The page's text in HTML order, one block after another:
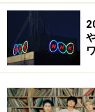
LiSA
2位のOfficial髭